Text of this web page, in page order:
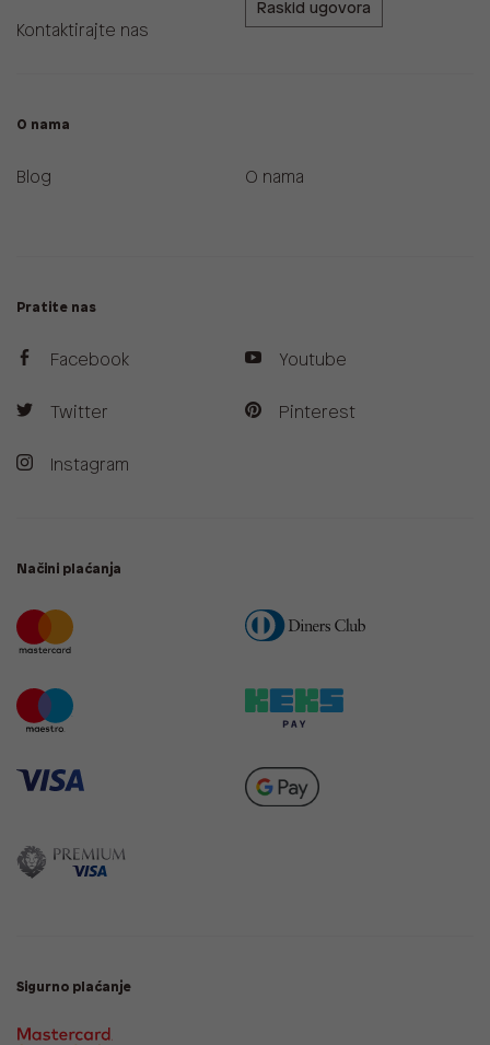
Kontaktirajte nas
Raskid ugovora
O nama
Blog O nama
Pratite nas
Facebook
Twitter
Instagram
Youtube
Pinterest
Načini plaćanja
Sigurno plaćanje